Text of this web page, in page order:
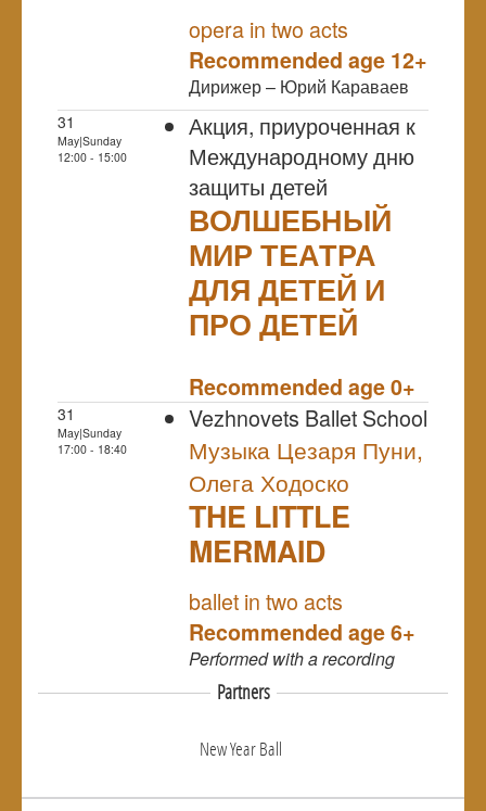
opera in two acts
Recommended age 12+
Дирижер – Юрий Караваев
31
May|Sunday
12:00 - 15:00
Акция, приуроченная к
Международному дню
защиты детей
ВОЛШЕБНЫЙ
МИР ТЕАТРА
ДЛЯ ДЕТЕЙ И
ПРО ДЕТЕЙ
Recommended age 0+
31
May|Sunday
17:00 - 18:40
Vezhnovets Ballet School
Музыка Цезаря Пуни,
Олега Ходоско
THE LITTLE
MERMAID
ballet in two acts
Recommended age 6+
Performedwith a recording
Partners
New Year Ball